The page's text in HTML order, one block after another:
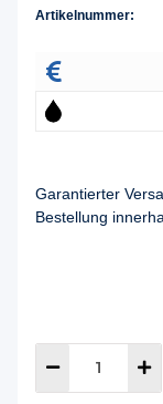
Artikelnummer:
Garantierter
Bestellung